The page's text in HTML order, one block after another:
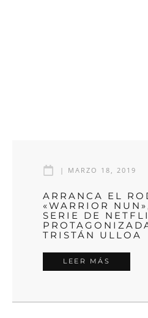
| MARZO 18, 2019
ARRANCA EL
«WARRIOR
SERIE DE
TRISTÁN ULLOA
LEER MÁS